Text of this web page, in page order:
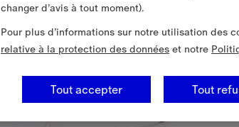
changer d’avis à tout moment).
Pour plus d’informations sur notre utilisation des
relative à la protection des données et notre
Tout
Tout accepter